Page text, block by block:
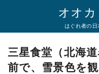
テ
オオ
はぐれ者の
三星食堂（北海
前で、雪景色を